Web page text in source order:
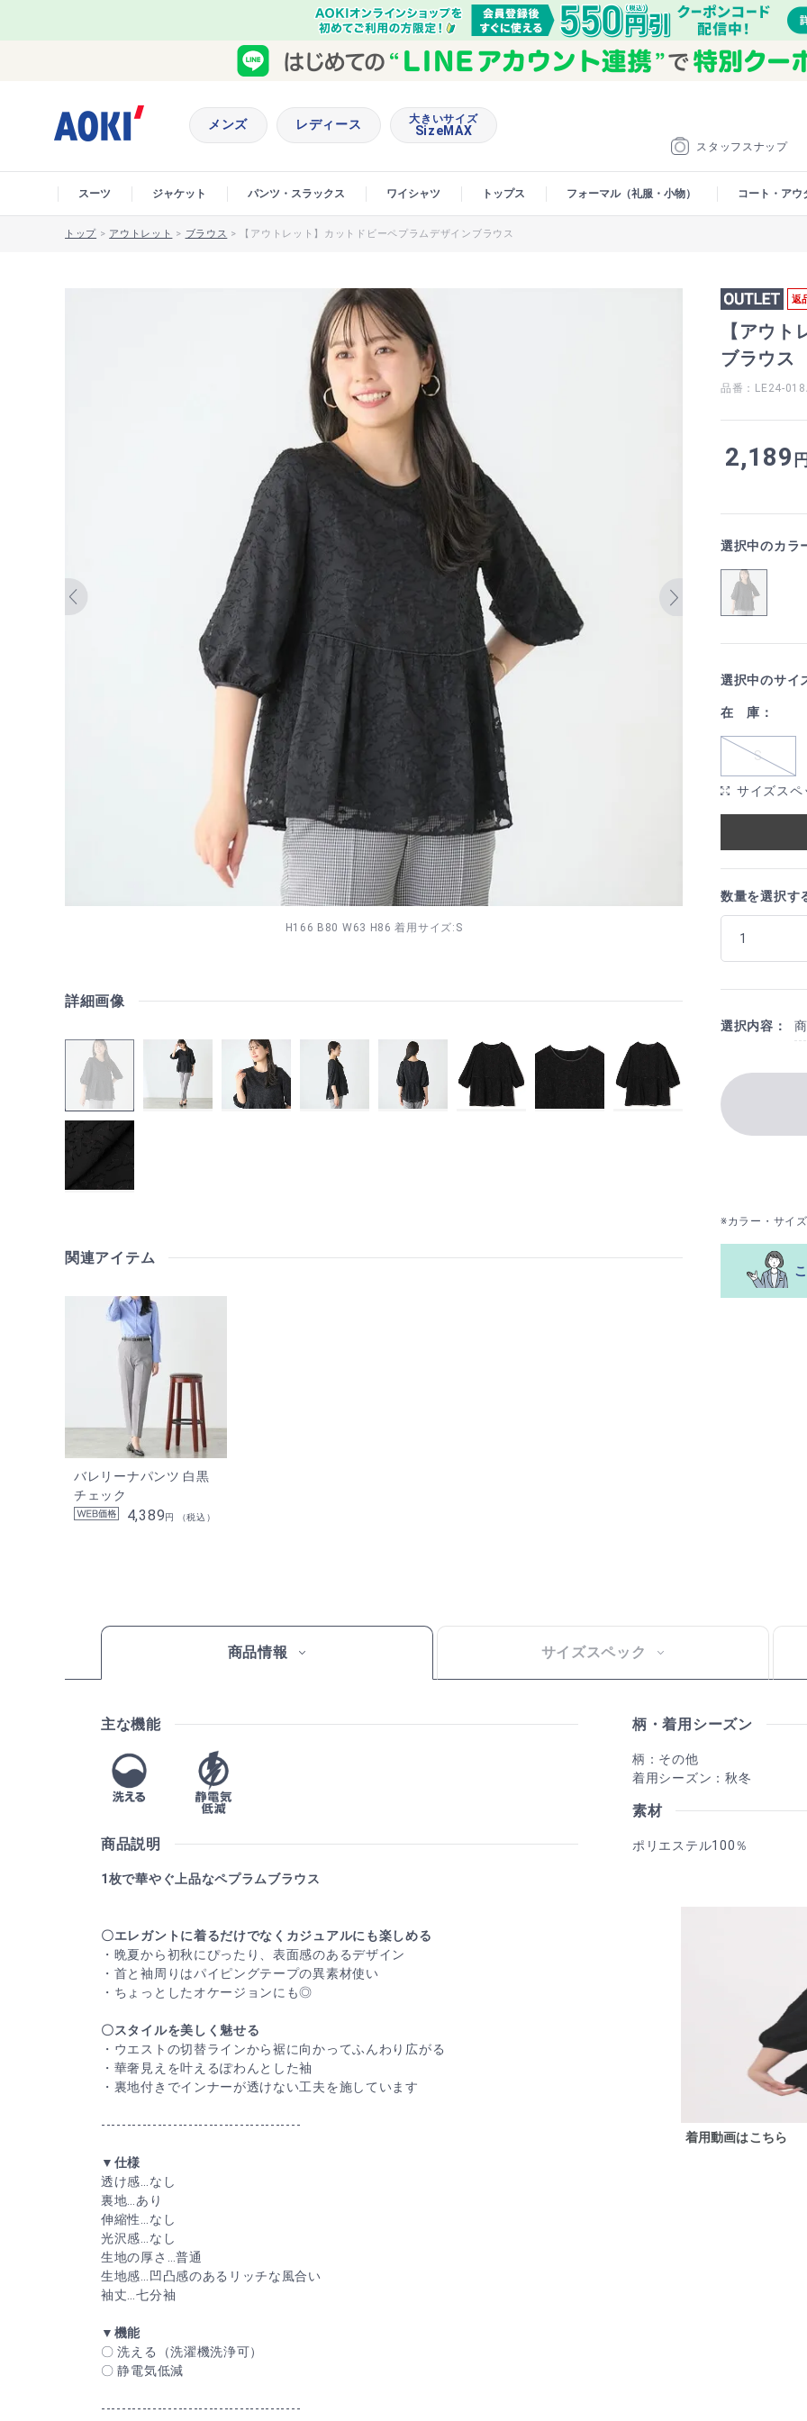
スタッフスナップ
メンズ レディース 大きいサイズ
SizeMAX
スーツ ジャケット パンツ・スラックス ワイシャツ トップス フォーマル（礼服・小物） コート・アウ
トップ > アウトレット > ブラウス > 【アウトレット】カットドビーペプラムデザインブラウス
H166 B80 W63 H86 着用サイズ:S
詳細画像
関連アイテム
バレリーナパンツ 白黒
チェック
4,389円 （税込）
返
【アウ
ブラウス
品番：LE24-
2,189
選択中のカラ
選択中のサイ
在 庫：
S
サイズスペ
数量を選択す
選択内容：
※カラー・サイ
商品情報 サイズスペック
主な機能
商品説明
1枚で華やぐ上品なペプラムブラウス
〇エレガントに着るだけでなくカジュアルにも楽しめる
・晩夏から初秋にぴったり、表面感のあるデザイン
・首と袖周りはパイピングテープの異素材使い
・ちょっとしたオケージョンにも◎
〇スタイルを美しく魅せる
・ウエストの切替ラインから裾に向かってふんわり広がる
・華奢見えを叶えるぽわんとした袖
・裏地付きでインナーが透けない工夫を施しています
---------------------------------------
▼仕様
透け感…なし
裏地…あり
伸縮性…なし
光沢感…なし
生地の厚さ…普通
生地感…凹凸感のあるリッチな風合い
袖丈…七分袖
▼機能
〇 洗える（洗濯機洗浄可）
〇 静電気低減
---------------------------------------
柄・着用シーズン
柄：その他
着用シーズン：秋冬
素材
ポリエステル100％
着用動画はこちら